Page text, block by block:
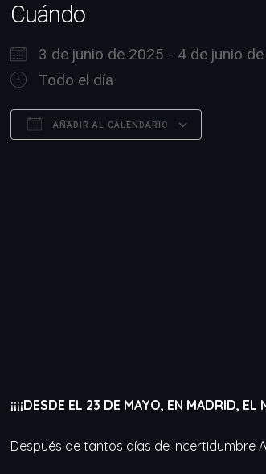
Cuándo
3 de junio de 2025 - 4 de junio
Todo el día
AÑADIR AL CALENDARIO
¡¡¡¡DESDE EL 23 DE MAYO, EN MADRID,
Después de tantos días de incertidumbre